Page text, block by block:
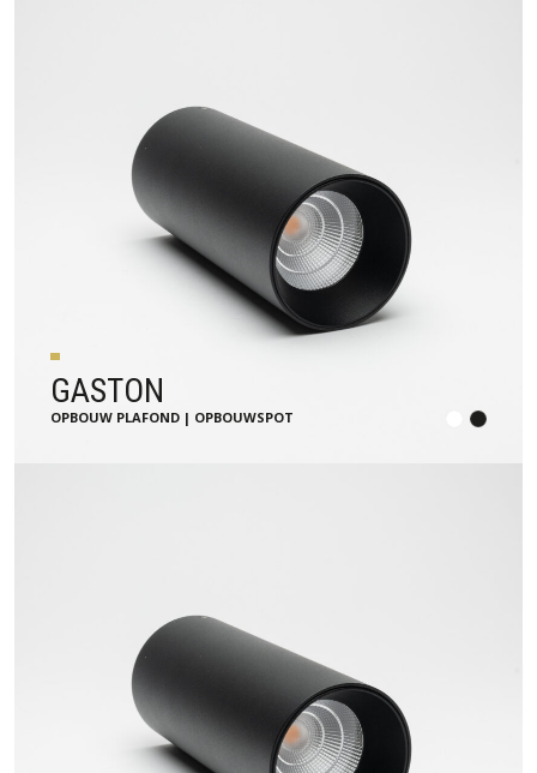
GASTON
OPBOUW PLAFOND | OPBOUWSPOT